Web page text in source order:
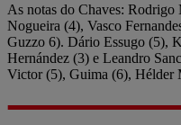
As notas do Chaves:
Nogueira (4), Vasco
Guzzo 6). Dário Essugo (5),
Hernández (3) e Leandro
Victor (5), Guima (6), Hélder